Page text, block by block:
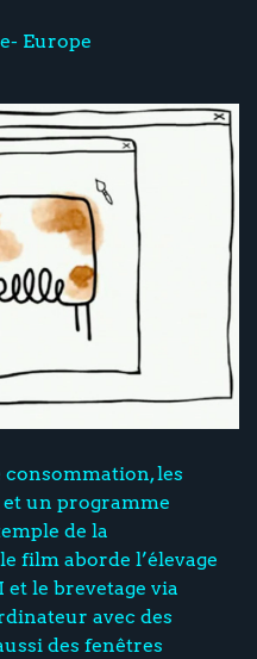
Europe
les
un programme
de la
film aborde l’élevage
et le brevetage via
avec des
des fenêtres